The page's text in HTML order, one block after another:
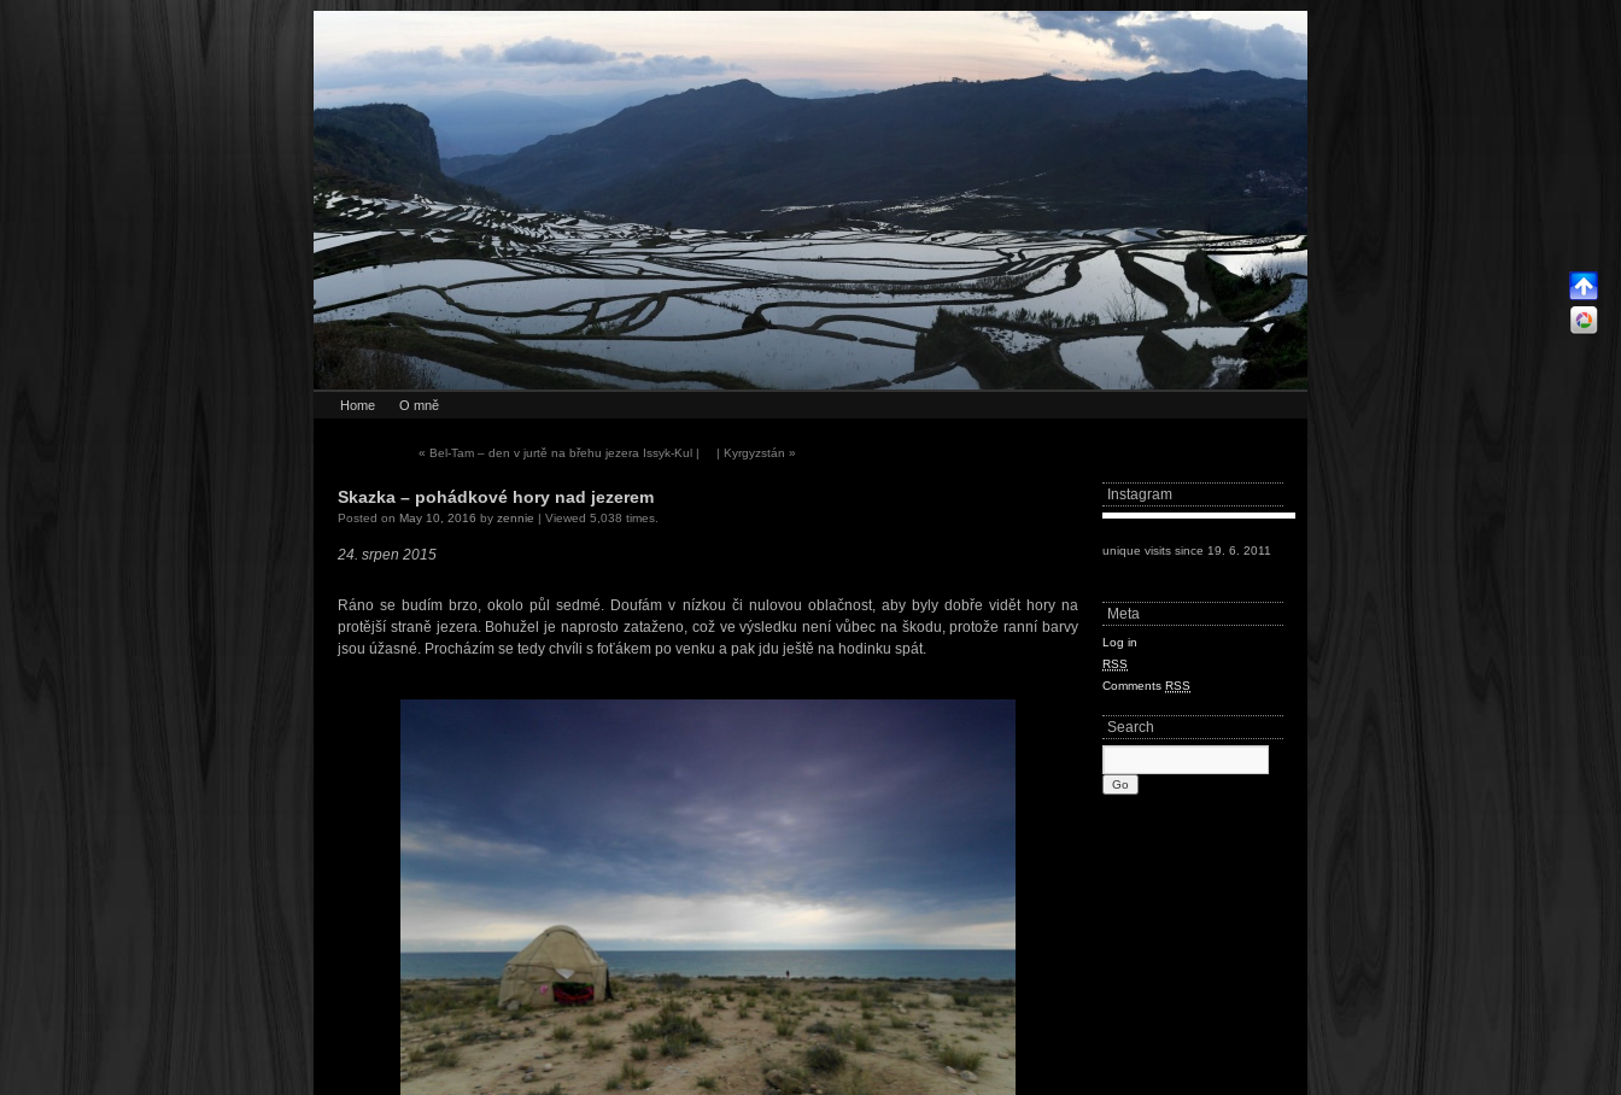
Home O mně
« Bel-Tam – den v jurtě na břehu jezera Issyk-Kul | | Kyrgyzstán »
Skazka – pohádkové hory nad jezerem
Posted on May 10, 2016 by zennie | Viewed 5,038 times.
24. srpen 2015
Ráno se budím brzo, okolo půl sedmé. Doufám v nízkou či nulovou oblačnost, aby byly dobře vidět hory na
protější straně jezera. Bohužel je naprosto zataženo, což ve výsledku není vůbec na škodu, protože ranní barvy
jsou úžasné. Procházím se tedy chvíli s foťákem po venku a pak jdu ještě na hodinku spát.
Instagram
unique visits since 19. 6. 2011
Meta
Log in
RSS
Comments RSS
Search